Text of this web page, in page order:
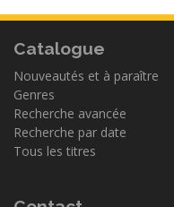
Catalogue
Nouveautés et à paraître
Genres
Recherche avancée
Recherche par date
Tous les titres